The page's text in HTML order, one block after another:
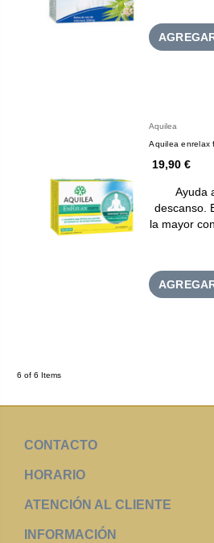
Aquilea
Aquilea enrelax
19,90 €
Ayuda
descanso.
la mayor
6 of 6 Items
CONTACTO
HORARIO
ATENCIÓN AL CLIENTE
INFORMACIÓN